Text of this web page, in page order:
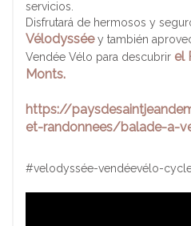
servicios.
Disfrutará de hermosos y
Vélodysséey también
Vendée Vélo para descubrir el
Monts.
https://
et-randonnees/balade-a-
#velodyssée-vendéevélo-